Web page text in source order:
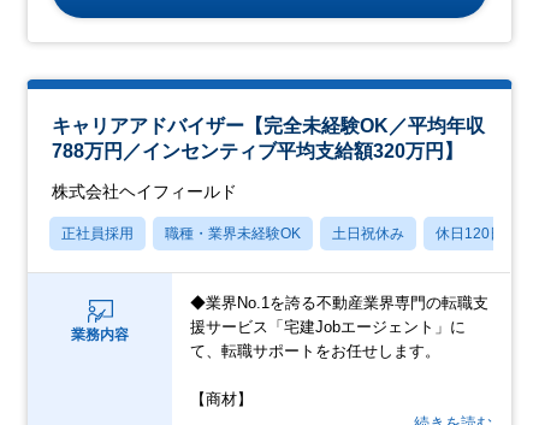
キャリアアドバイザー【完全未経験OK／平均年収
788万円／インセンティブ平均支給額320万円】
株式会社ヘイフィールド
正社員採用 職種・業界未経験OK 土日祝休み 休日120日以上
業務内容
◆業界No.1を誇る不動産業界専門の転職支
援サービス「宅建Jobエージェント」に
て、転職サポートをお任せします。
【商材】